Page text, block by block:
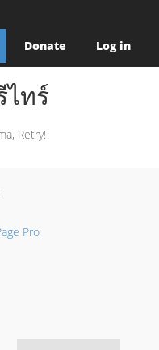
Donate Log in
ไทร์
Retry!
Pro